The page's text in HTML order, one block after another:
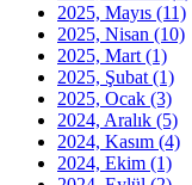
2025, Mayıs (11)
2025, Nisan (10)
2025, Mart (1)
2025, Şubat (1)
2025, Ocak (3)
2024, Aralık (5)
2024, Kasım (4)
2024, Ekim (1)